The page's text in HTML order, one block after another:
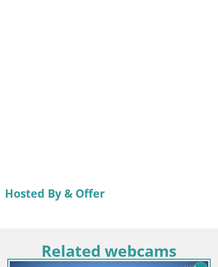
Hosted By & Offer
Related webcams